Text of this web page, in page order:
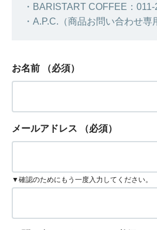
・BARISTART COFFEE：
・A.P.C.（商品お問い合わせ
お名前 （必須）
メールアドレス （必須）
▼確認のためにもう一度入力してください。